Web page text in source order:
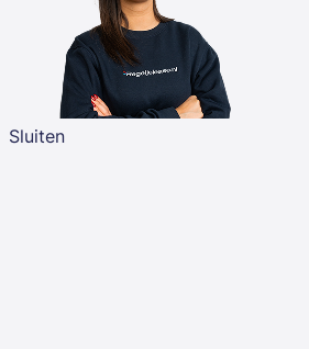
Sluiten